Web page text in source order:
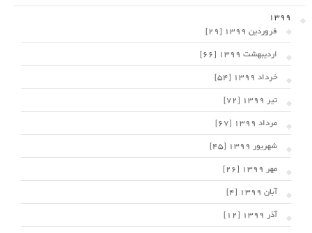
1399
فروردین 1399 [29]
اردیبهشت 1399 [66]
خرداد 1399 [54]
تیر 1399 [72]
مرداد 1399 [67]
شهریور 1399 [45]
مهر 1399 [26]
آبان 1399 [4]
آذر 1399 [12]